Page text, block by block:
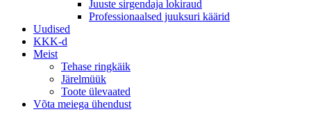
Juuste sirgendaja lokiraud
Professionaalsed juuksuri käärid
Uudised
KKK-d
Meist
Tehase ringkäik
Järelmüük
Toote ülevaated
Võta meiega ühendust